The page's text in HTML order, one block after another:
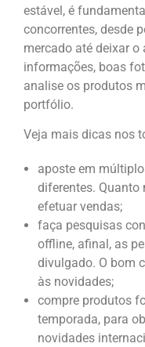
estável, é
concorrentes, desde
mercado até deixar
informações, boas
analise os produtos
portfólio.
Veja mais dicas nos
aposte em
diferentes.
efetuar vendas;
faça pesquisas
offline, afinal, as
divulgado. O bom
às novidades;
compre produtos
temporada, para
novidades